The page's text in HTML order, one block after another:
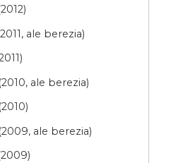
ale berezia)
ale berezia)
ale berezia)